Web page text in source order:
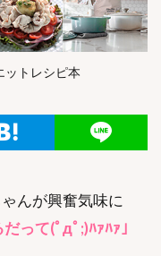
ットレシピ本
んが興奮気味に
って(ﾟдﾟ;)ﾊｧﾊｧ」